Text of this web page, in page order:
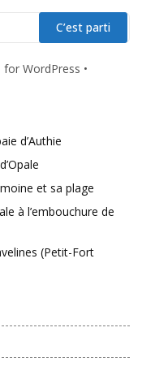
WordPress •
d’Authie
et sa plage
à l’embouchure de
(Petit-Fort